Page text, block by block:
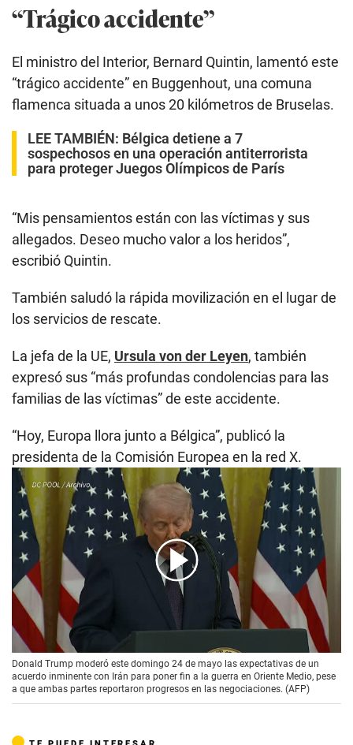
“Trágico accidente”
El ministro del Interior, Bernard Quintin, lamentó este
“trágico accidente” en Buggenhout, una comuna
flamenca situada a unos 20 kilómetros de Bruselas.
LEE TAMBIÉN: Bélgica detiene a 7
sospechosos en una operación antiterrorista
para proteger Juegos Olímpicos de París
“Mis pensamientos están con las víctimas y sus
allegados. Deseo mucho valor a los heridos”,
escribió Quintin.
También saludó la rápida movilización en el lugar de
los servicios de rescate.
La jefa de la UE, Ursula von der Leyen, también
expresó sus “más profundas condolencias para las
familias de las víctimas” de este accidente.
“Hoy, Europa llora junto a Bélgica”, publicó la
presidenta de la Comisión Europea en la red X.
00:00
Donald Trump moderó este domingo 24 de mayo las expectativas de un
acuerdo inminente con Irán para poner fin a la guerra en Oriente Medio, pese
a que ambas partes reportaron progresos en las negociaciones. (AFP)